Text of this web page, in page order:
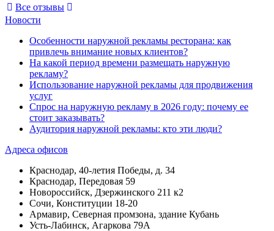
Все отзывы
Новости
Особенности наружной рекламы ресторана: как
привлечь внимание новых клиентов?
На какой период времени размещать наружную
рекламу?
Использование наружной рекламы для продвижения
услуг
Спрос на наружную рекламу в 2026 году: почему ее
стоит заказывать?
Аудитория наружной рекламы: кто эти люди?
Адреса офисов
Краснодар, 40-летия Победы, д. 34
Краснодар, Передовая 59
Новороссийск, Дзержинского 211 к2
Сочи, Конституции 18-20
Армавир, Северная промзона, здание Кубань
Усть-Лабинск, Агаркова 79А